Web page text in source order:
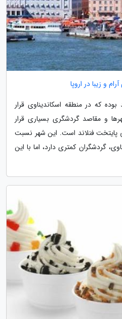
و زیبا در اروپا
که در منطقه اسکاندیناوی قرار
و مقاصد گردشگری بسیاری قرار
پایتخت فنلاند است. این شهر نسبت
گردشگران کمتری دارد، اما با این